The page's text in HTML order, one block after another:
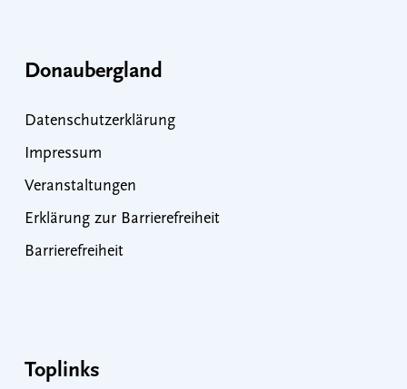
Donaubergland
Datenschutzerklärung
Impressum
Veranstaltungen
Erklärung zur Barrierefreiheit
Barrierefreiheit
Toplinks